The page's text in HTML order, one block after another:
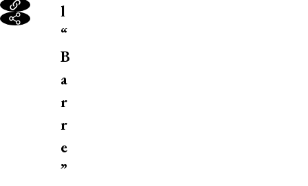
l
“
B
a
r
r
e
”